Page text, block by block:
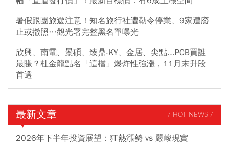
暑假跟團旅遊注意！知名旅行社遭勒令停業、9家遭廢
止或撤照…觀光署完整黑名單曝光
欣興、南電、景碩、臻鼎-KY、金居、尖點...PCB買誰
最賺？杜金龍點名「這檔」爆炸性強漲，11月末升段
首選
最新文章 / HOT NEWS /
2026年下半年投資展望：狂熱漲勢 vs 嚴峻現實